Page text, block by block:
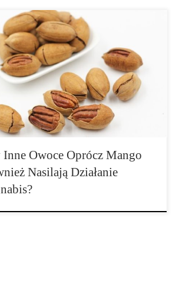
regularnym konsumentem cannabis,
już wiesz, że mango kojarzono nie
zwiększeniem haju, ale także ze skróceniem
wystąpienia, co oznacza, że ​​haj pojawia się
Dzieje się tak częściowo dzięki terpenowi
aromatycznym, które nadają […]
Inne Owoce Oprócz Mango
Nasilają Działanie